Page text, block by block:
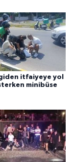
itfaiyeye yol
minibüse